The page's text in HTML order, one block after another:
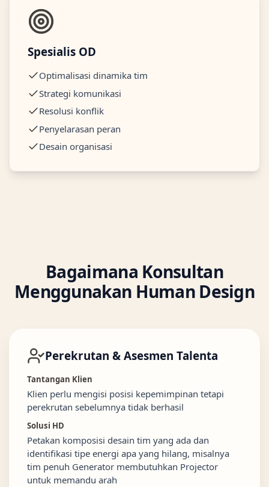
Spesialis OD
Optimalisasi dinamika tim
Strategi komunikasi
Resolusi konflik
Penyelarasan peran
Desain organisasi
Bagaimana Konsultan
Menggunakan Human Design
Perekrutan & Asesmen Talenta
Tantangan Klien
Klien perlu mengisi posisi kepemimpinan tetapi
perekrutan sebelumnya tidak berhasil
Solusi HD
Petakan komposisi desain tim yang ada dan
identifikasi tipe energi apa yang hilang, misalnya
tim penuh Generator membutuhkan Projector
untuk memandu arah